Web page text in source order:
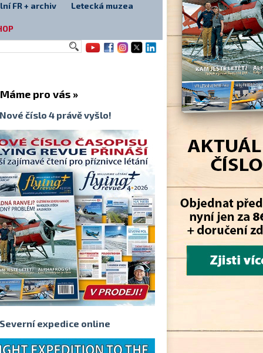
pro vás »
Nové číslo 4 právě vyšlo!
Severní expedice online
FR + archiv Letecká muzea